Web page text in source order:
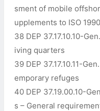
sment of mobile
upplements to ISO
38 DEP 37.17.10.10-
iving quarters
39 DEP 37.17.10.11-
emporary refuges
40 DEP 37.19.00.10-
s – General